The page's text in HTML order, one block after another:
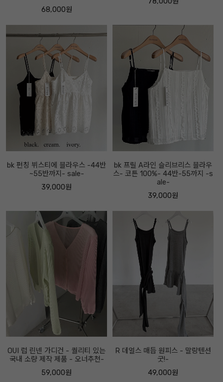
68,000원
bk 펀칭 뷔스티에 블라우스 -44반
~55반까지- sale-
39,000원
bk 프릴 A라인 슬리브리스 블라우
스- 코튼 100%- 44반-55까지 -s
ale-
39,000원
OUI 럽 린넨 가디건 - 퀄리티 있는
국내 소량 제작 제품 - 오너추천-
59,000원
R 데얼스 매듭 원피스 - 말랑텐션
굿!-
49,000원